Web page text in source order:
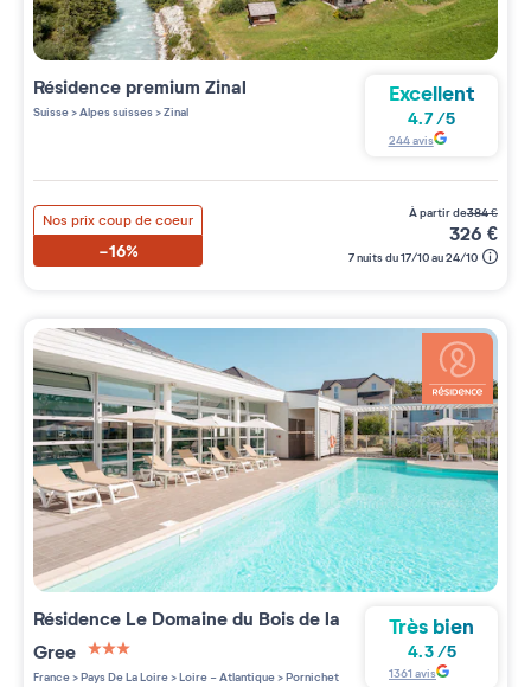
Résidence premium Zinal
Suisse>Alpes suisses>Zinal
Excellent
4.7/5
244avis
Nos prix coup de coeur
-16%
à partir de384€
326 €
7 nuits du 17/10 au 24/10
Résidence Le Domaine du Bois de la
Gree
3 étoiles sur 5
France>Pays De La Loire>Loire - Atlantique>Pornichet
Très bien
4.3/5
1361 avis